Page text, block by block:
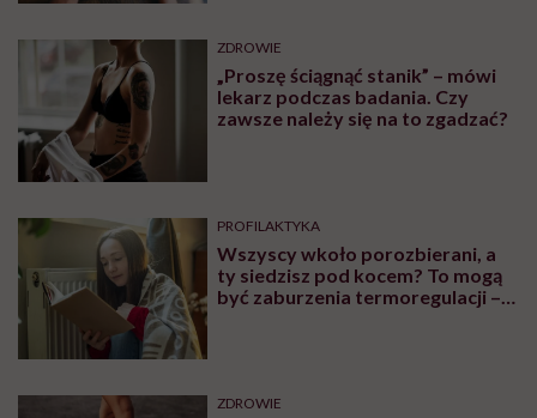
ZDROWIE
„Proszę ściągnąć stanik” – mówi
lekarz podczas badania. Czy
zawsze należy się na to zgadzać?
PROFILAKTYKA
Wszyscy wkoło porozbierani, a
ty siedzisz pod kocem? To mogą
być zaburzenia termoregulacji –
ZDROWIE